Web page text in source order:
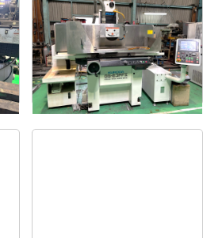
平面研削盤
メーカー クロダ
形 式GS-63PFⅡ
年 式2015